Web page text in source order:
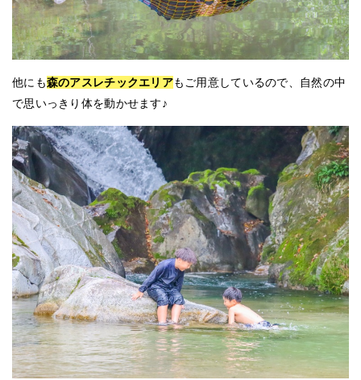
他にも森のアスレチックエリアもご用意しているので、自然の中
で思いっきり体を動かせます♪